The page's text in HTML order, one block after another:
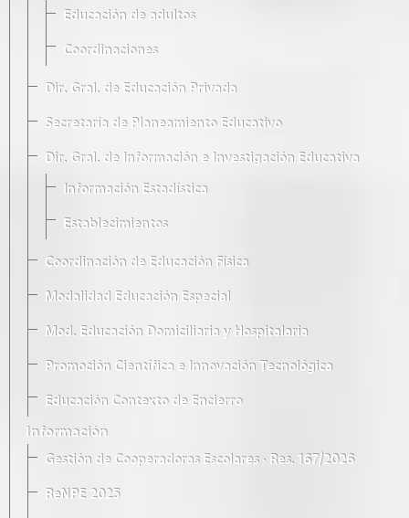
Educación de adultos
Coordinaciones
Dir. Gral. de Educación Privada
Secretaría de Planeamiento Educativo
Dir. Gral. de Información e Investigación Educativa
Información Estadística
Establecimientos
Coordinación de Educación Física
Modalidad Educación Especial
Mod. Educación Domiciliaria y Hospitalaria
Promoción Científica e Innovación Tecnológica
Educación Contexto de Encierro
Información
Gestión de Cooperadoras Escolares · Res. 167/2026
ReNPE 2025